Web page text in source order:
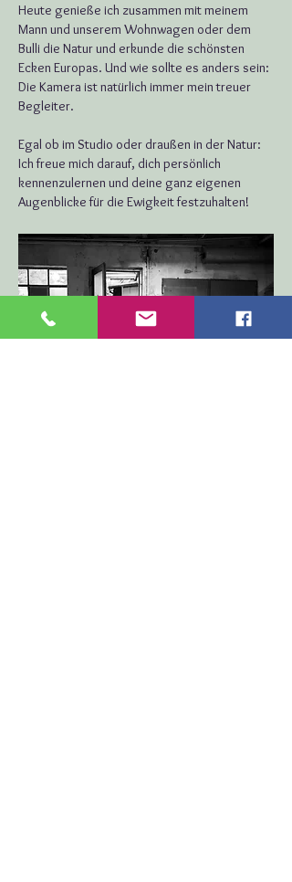
Heute genieße ich zusammen mit meinem
Mann und unserem Wohnwagen oder dem
Bulli die Natur und erkunde die schönsten
Ecken Europas. Und wie sollte es anders sein:
Die Kamera ist natürlich immer mein treuer
Begleiter.
Egal ob im Studio oder draußen in der Natur:
Ich freue mich darauf, dich persönlich
kennenzulernen und deine ganz eigenen
Augenblicke für die Ewigkeit festzuhalten!